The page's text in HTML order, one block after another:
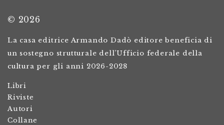
© 2026
La casa editrice Armando Dadò editore beneficia di
un sostegno strutturale dell’Ufficio federale della
cultura per gli anni 2026-2028
Libri
Riviste
Autori
Collane